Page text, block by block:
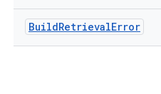
BuildRetrievalError